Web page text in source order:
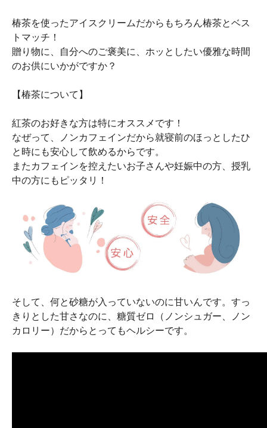
椿茶を使ったアイスクリームだからもちろん椿茶とベス
トマッチ！
贈り物に、自分へのご褒美に、ホッとしたい優雅な時間
のお供にいかがですか？
【椿茶について】
紅茶のお好きな方は特にオススメです！
なぜって、ノンカフェインだから就寝前のほっとしたひ
と時にも安心して飲めるからです。
またカフェインを控えたいお子さんや妊娠中の方、授乳
中の方にもピッタリ！
そして、何と砂糖が入っていないのに甘いんです。すっ
きりとした甘さなのに、糖質ゼロ（ノンシュガー、ノン
カロリー）だからとってもヘルシーです。